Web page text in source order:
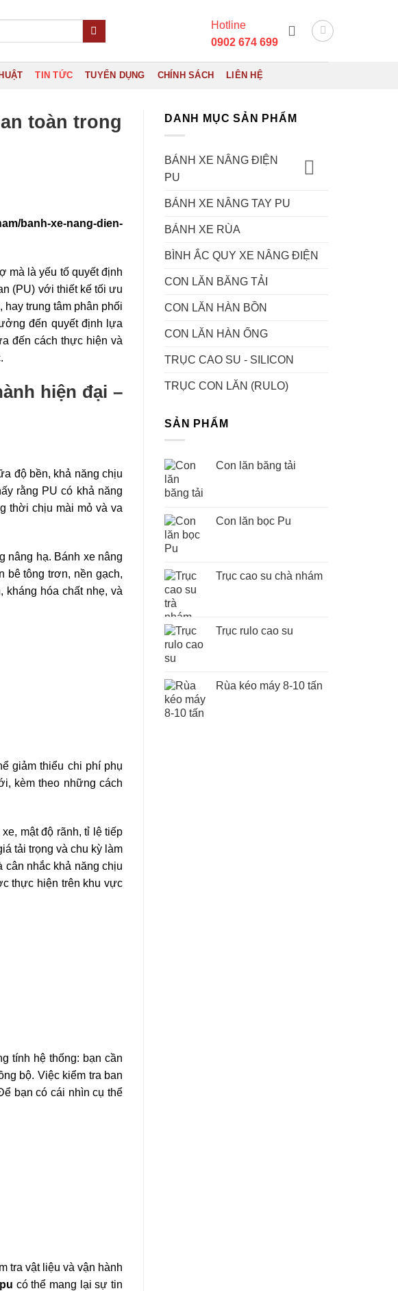
Hotline
0902 674 699
TIN TỨC TUYỂN DỤNG CHÍNH SÁCH LIÊN HỆ
toàn trong
banh-xe-nang-dien-
mà là yếu tố quyết định
(PU) với thiết kế tối ưu
trung tâm phân phối
đến quyết định lựa
đến cách thực hiện và
hiện đại –
độ bền, khả năng chịu
rằng PU có khả năng
thời chịu mài mỏ và va
nâng hạ. Bánh xe nâng
bê tông trơn, nền gạch,
kháng hóa chất nhẹ, và
giảm thiểu chi phí phụ
kèm theo những cách
mật độ rãnh, tỉ lệ tiếp
tải trọng và chu kỳ làm
nhắc khả năng chịu
thực hiện trên khu vực
tính hệ thống: bạn cần
bộ. Việc kiểm tra ban
bạn có cái nhìn cụ thể
tra vật liệu và vận hành
có thể mang lại sự tin
DANH MỤC SẢN PHẨM
BÁNH XE NÂNG ĐIỆN
PU
BÁNH XE NÂNG TAY PU
BÁNH XE RÙA
BÌNH ẮC QUY XE NÂNG ĐIỆN
CON LĂN BĂNG TẢI
CON LĂN HÀN BỒN
CON LĂN HÀN ỐNG
TRỤC CAO SU - SILICON
TRỤC CON LĂN (RULO)
SẢN PHẨM
Con lăn băng tải
Con lăn bọc Pu
Trục cao su chà nhám
Trục rulo cao su
Rùa kéo máy 8-10 tấn